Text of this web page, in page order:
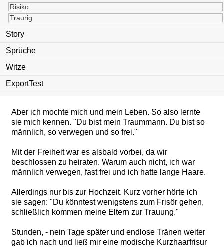
Risiko
Traurig
Story
Sprüche
Witze
ExportTest
Sweat-Shirts, ausgefranzte Jeans und Bikerstiefel, und
ich trug lange Haare.
Selbstverständlich hatte ich auch ein Outfit für
Sweat-Shirt, ausgefranzte Jeans und weisse
Turnschuhe.
Hausarbeit war ein Übel, dem ich wann immer es
Aber ich mochte mich und mein Leben. So also lernte
sie mich kennen. "Du bist mein Traummann. Du bist so
männlich, so verwegen und so frei."
Mit der Freiheit war es alsbald vorbei, da wir
beschlossen zu heiraten. Warum auch nicht, ich war
männlich verwegen, fast frei und ich hatte lange Haare.
Allerdings nur bis zur Hochzeit. Kurz vorher hörte ich
sie sagen: "Du könntest wenigstens zum Frisör gehen,
schließlich kommen meine Eltern zur Trauung."
Stunden, - nein Tage später und endlose Tränen weiter
gab ich nach und ließ mir eine modische Kurzhaarfrisur